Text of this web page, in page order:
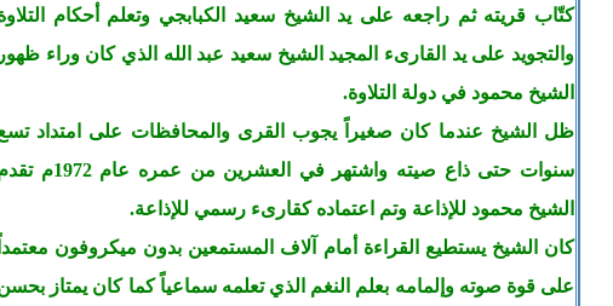
كتّاب قريته ثم راجعه على يد الشيخ سعيد الكبابجي وتعلم أحكام
والتجويد على يد القارىء المجيد الشيخ سعيد عبد الله الذي كان وراء
الشيخ محمود في دولة التلاوة.
ظل الشيخ عندما كان صغيراً يجوب القرى والمحافظات على امتداد
سنوات حتى ذاع صيته واشتهر في العشرين من عمره عام
الشيخ محمود للإذاعة وتم اعتماده كقارىء رسمي للإذاعة.
كان الشيخ يستطيع القراءة أمام آلاف المستمعين بدون ميكروفون
على قوة صوته وإلمامه بعلم النغم الذي تعلمه سماعياً كما كان يمتاز